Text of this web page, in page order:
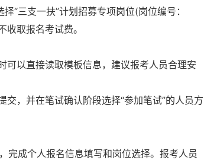
“三支一扶”计划招募专项岗位(岗位编号：
取报名考试费。
可以直接读取模板信息，建议报考人员合理安
，并在笔试确认阶段选择“参加笔试”的人员方
成个人报名信息填写和岗位选择。报考人员